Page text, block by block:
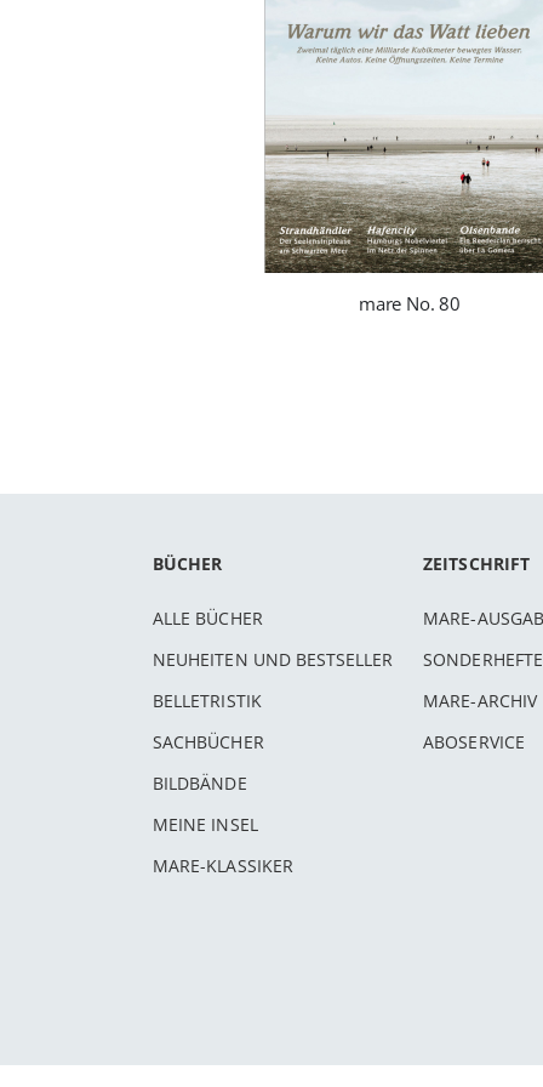
mare No. 80
BÜCHER
ALLE BÜCHER
NEUHEITEN UND BESTSELLER
BELLETRISTIK
SACHBÜCHER
BILDBÄNDE
MEINE INSEL
MARE-KLASSIKER
ZEITSCHRIFT
MARE-
SONDERHEFTE
MARE-ARCHIV
ABOSERVICE